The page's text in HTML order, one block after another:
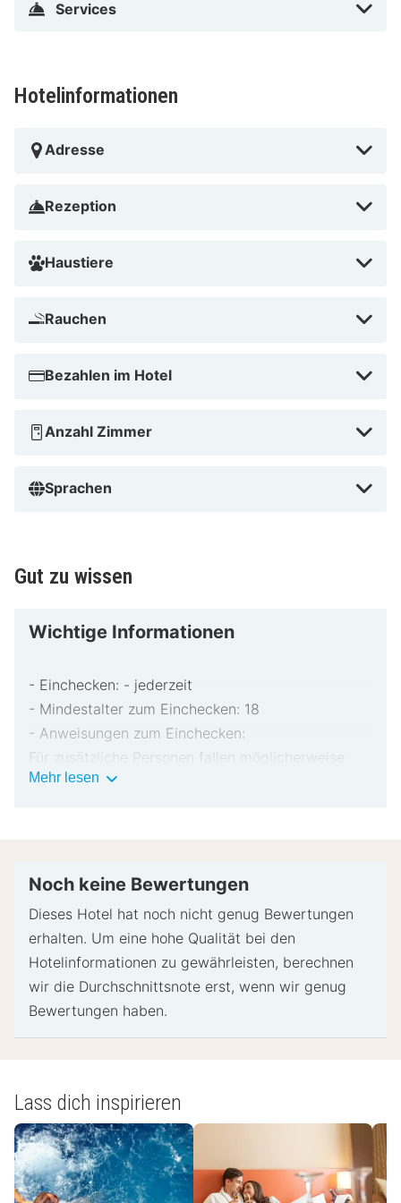
Services
Hotelinformationen
Adresse
Rezeption
Haustiere
Rauchen
Bezahlen im Hotel
Anzahl Zimmer
Sprachen
Gut zu wissen
Wichtige Informationen
- Einchecken: - jederzeit
- Mindestalter zum Einchecken: 18
- Anweisungen zum Einchecken:
Für zusätzliche Personen fallen möglicherweise
Gebühren an, die abhängig von den Bestimmungen
bar für unvorhergesehene Aufwendungen verlangt.
versucht, Sonderwünschen entgegenzukommen,
Eventuell fallen zusätzliche Gebühren an.
Diese Unterkunft akzeptiert Kreditkarten,
Debitkarten und Bargeld.
wie einem Rauchmelder ausgestattet.
- Spezielle Anweisungen:
Die Mitarbeiter der Rezeption heißen dich bei
deiner Ankunft willkommen.
Mehr lesen Wichtige
Noch keine Bewertungen
Dieses Hotel hat noch nicht genug Bewertungen
erhalten. Um eine hohe Qualität bei den
Hotelinformationen zu gewährleisten, berechnen
wir die Durchschnittsnote erst, wenn wir genug
Bewertungen haben.
Lass dich inspirieren